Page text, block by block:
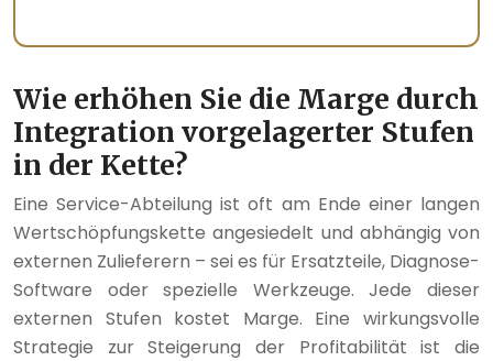
Wie erhöhen Sie die Marge durch
Integration vorgelagerter Stufen
in der Kette?
Eine Service-Abteilung ist oft am Ende einer langen
Wertschöpfungskette angesiedelt und abhängig von
externen Zulieferern – sei es für Ersatzteile, Diagnose-
Software oder spezielle Werkzeuge. Jede dieser
externen Stufen kostet Marge. Eine wirkungsvolle
Strategie zur Steigerung der Profitabilität ist die